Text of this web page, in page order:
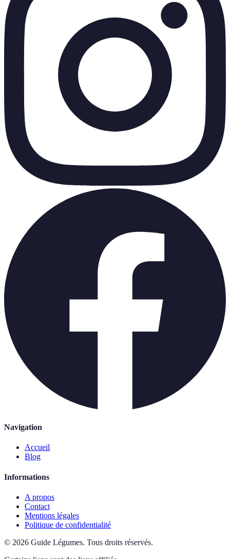
Navigation
Accueil
Blog
Informations
A propos
Contact
Mentions légales
Politique de confidentialité
© 2026 Guide Légumes. Tous droits réservés.